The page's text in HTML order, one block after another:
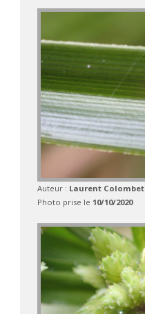
Auteur : Laurent Colombet
Photo prise le 10/10/2020